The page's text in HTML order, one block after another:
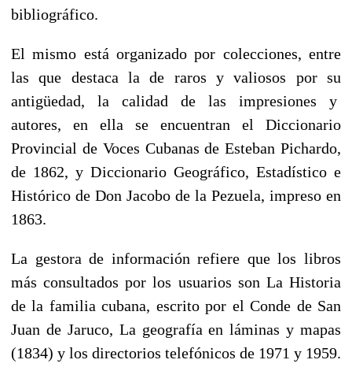
bibliográfico.
El mismo está organizado por colecciones, entre
las que destaca la de raros y valiosos por su
antigüedad, la calidad de las impresiones y
autores, en ella se encuentran el Diccionario
Provincial de Voces Cubanas de Esteban Pichardo,
de 1862, y Diccionario Geográfico, Estadístico e
Histórico de Don Jacobo de la Pezuela, impreso en
1863.
La gestora de información refiere que los libros
más consultados por los usuarios son La Historia
de la familia cubana, escrito por el Conde de San
Juan de Jaruco, La geografía en láminas y mapas
(1834) y los directorios telefónicos de 1971 y 1959.